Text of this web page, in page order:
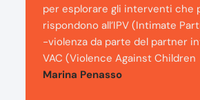
per esplorare gli interventi che
rispondono all’IPV (Intimate
-violenza da parte del partner
VAC (Violence Against Children
Marina Penasso